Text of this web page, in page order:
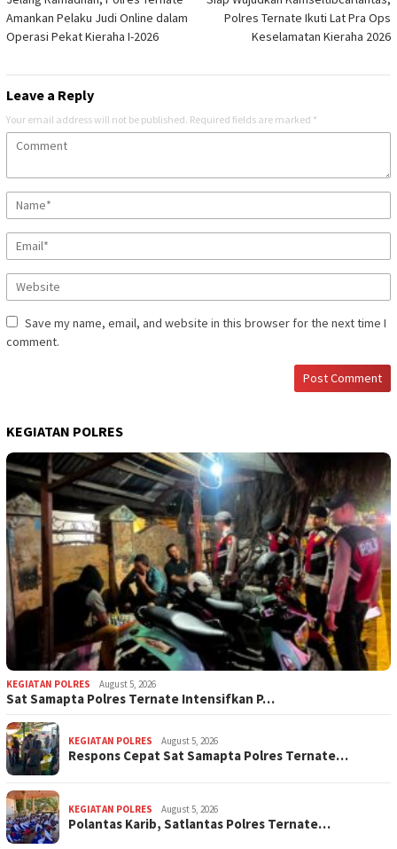
navigation
Amankan Pelaku Judi Online dalam
Operasi Pekat Kieraha I-2026
Polres Ternate Ikuti Lat Pra Ops
Keselamatan Kieraha 2026
Leave a Reply
Your email address will not be published. Required fields are marked *
Save my name, email, and website in this browser for the next time I
comment.
KEGIATAN POLRES
KEGIATAN POLRES August 5, 2026
Sat Samapta Polres Ternate Intensifkan P…
KEGIATAN POLRES August 5, 2026
Respons Cepat Sat Samapta Polres Ternate…
KEGIATAN POLRES August 5, 2026
Polantas Karib, Satlantas Polres Ternate…